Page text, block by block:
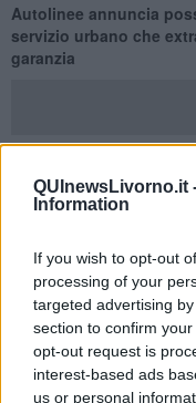
QUInewsLivorno.it
Information
If you wish to opt-out
processing of your
targeted advertising
section to confirm
opt-out request is
interest-based ads
us or personal
Autolinee annuncia
servizio urbano che
garanzia
TOSCANA —Per venerdì
l'adesione di Cub
Autolinee toscane
nel servizio urbano ed
che il servizio sarà
4,15 e le 8,14 e tra le